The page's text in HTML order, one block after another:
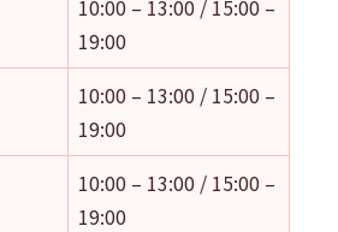
10:00 – 13:00 / 15:00 –
19:00
10:00 – 13:00 / 15:00 –
19:00
10:00 – 13:00 / 15:00 –
19:00